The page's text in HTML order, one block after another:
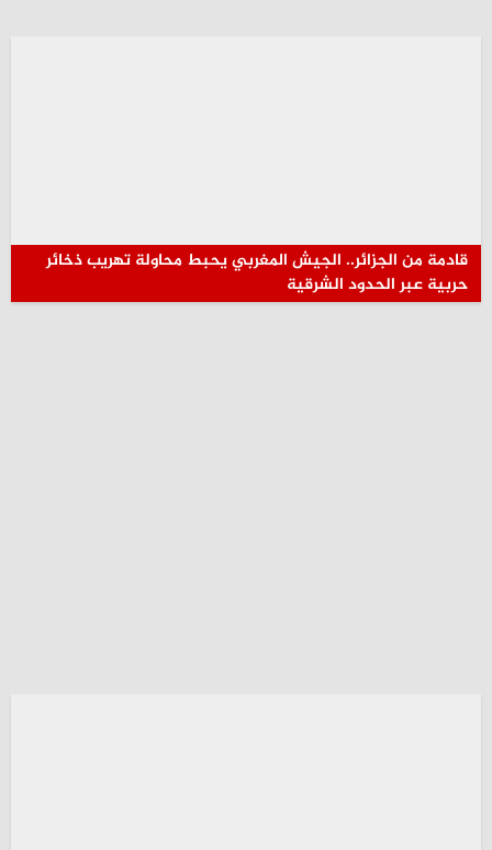
قادمة من الجزائر.. الجيش المغربي يحبط محاولة تهريب ذخائر
حربية عبر الحدود الشرقية